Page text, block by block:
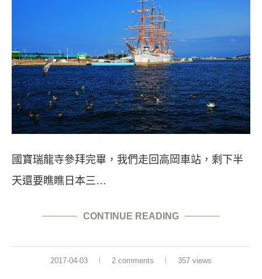
國寶瑞龍寺參拜完畢，我們走回高岡車站，剩下半
天還要瞧瞧日本三…
CONTINUE READING
2017-04-03 2 comments 357 views